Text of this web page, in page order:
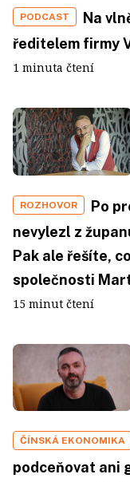
PODCAST
Na
ředitelem firmy
1 minuta čtení
ROZHOVOR
Po
nevylezl z
Pak ale řešíte,
společnosti
15 minut čtení
ČÍNSKÁ EKONOMIKA
podceňovat ani